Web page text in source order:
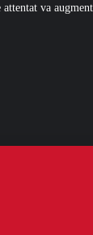
en 2027